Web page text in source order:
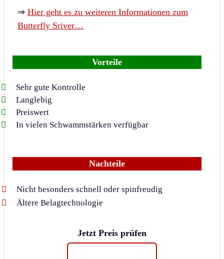
⇒ Hier geht es zu weiteren Informationen zum
Butterfly Sriver…
Vorteile
Sehr gute Kontrolle
Langlebig
Preiswert
In vielen Schwammstärken verfügbar
Nachteile
Nicht besonders schnell oder spinfreudig
Ältere Belagtechnologie
Jetzt Preis prüfen